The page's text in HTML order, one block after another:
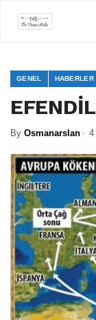
GENEL HABERLER
By Osmanarslan 4